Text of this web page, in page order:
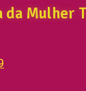
da Mulher